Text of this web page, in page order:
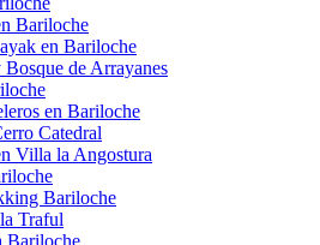
Bariloche
en Bariloche
de Arrayanes
en Bariloche
Catedral
Villa la Angostura
Bariloche
Traful
Bariloche